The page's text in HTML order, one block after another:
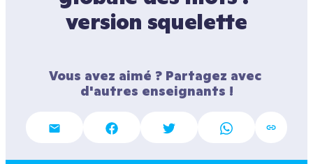
version squelette
Vous avez aimé ? Partagez avec
d'autres enseignants !